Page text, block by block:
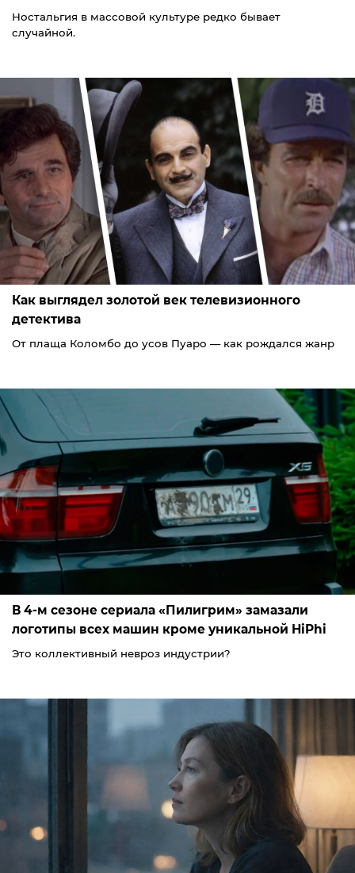
Ностальгия в массовой культуре редко бывает
случайной.
Как выглядел золотой век телевизионного
детектива
От плаща Коломбо до усов Пуаро — как рождался жанр
В 4-м сезоне сериала «Пилигрим» замазали
логотипы всех машин кроме уникальной HiPhi
Это коллективный невроз индустрии?